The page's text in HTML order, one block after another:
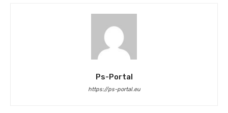
Ps-Portal
https://ps-portal.eu